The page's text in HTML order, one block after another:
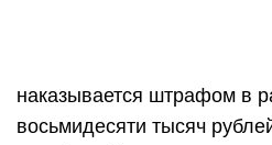
наказывается штрафом в
восьмидесяти тысяч